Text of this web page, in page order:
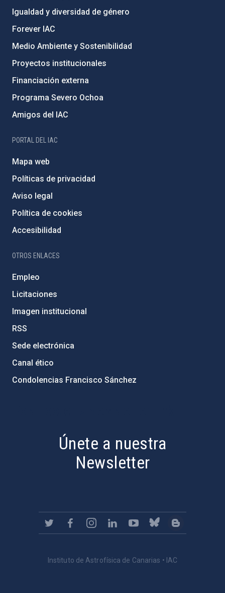
Igualdad y diversidad de género
Forever IAC
Medio Ambiente y Sostenibilidad
Proyectos institucionales
Financiación externa
Programa Severo Ochoa
Amigos del IAC
PORTAL DEL IAC
Mapa web
Políticas de privacidad
Aviso legal
Política de cookies
Accesibilidad
OTROS ENLACES
Empleo
Licitaciones
Imagen institucional
RSS
Sede electrónica
Canal ético
Condolencias Francisco Sánchez
Únete a nuestra
Newsletter
Instituto de Astrofísica de Canarias • IAC